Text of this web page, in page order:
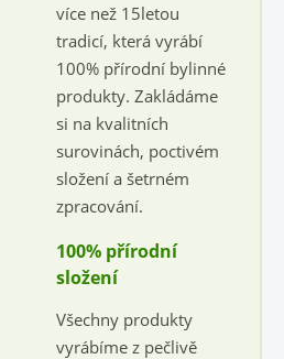
více než 15letou
tradicí, která vyrábí
100% přírodní bylinné
produkty. Zakládáme
si na kvalitních
surovinách, poctivém
složení a šetrném
zpracování.
100% přírodní
složení
Všechny produkty
vyrábíme z pečlivě